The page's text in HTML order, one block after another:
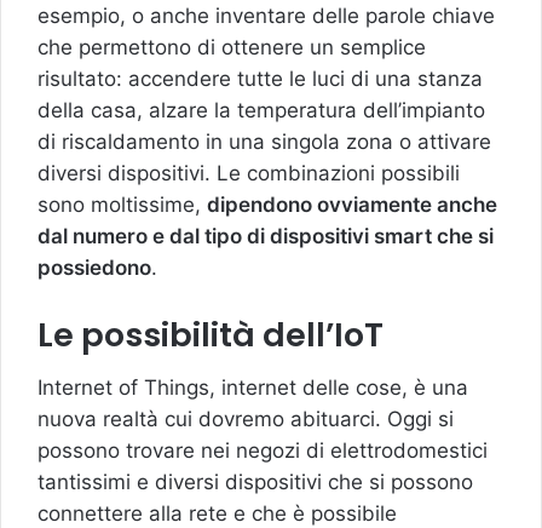
esempio, o anche inventare delle parole chiave
che permettono di ottenere un semplice
risultato: accendere tutte le luci di una stanza
della casa, alzare la temperatura dell’impianto
di riscaldamento in una singola zona o attivare
diversi dispositivi. Le combinazioni possibili
sono moltissime, dipendono ovviamente anche
dal numero e dal tipo di dispositivi smart che si
possiedono.
Le possibilità dell’IoT
Internet of Things, internet delle cose, è una
nuova realtà cui dovremo abituarci. Oggi si
possono trovare nei negozi di elettrodomestici
tantissimi e diversi dispositivi che si possono
connettere alla rete e che è possibile